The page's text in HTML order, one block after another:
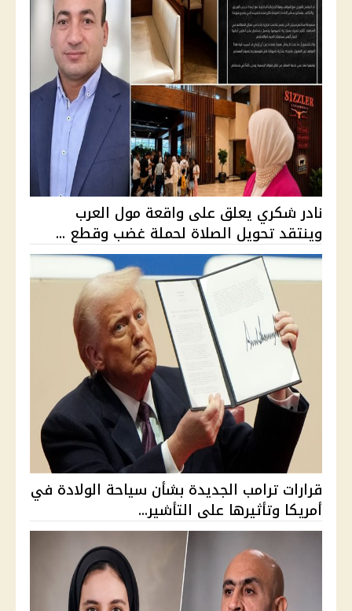
نادر شكري يعلق على واقعة مول العرب
وينتقد تحويل الصلاة لحملة غضب وقطع ...
قرارات ترامب الجديدة بشأن سياحة الولادة في
أمريكا وتأثيرها على التأشير...